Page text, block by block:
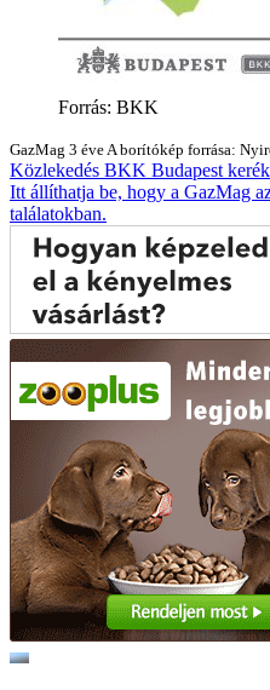
Forrás: BKK
GazMag 3 éve A borítókép forrása:
Közlekedés BKK Budapest
Itt állíthatja be, hogy a GazMag
találatokban.